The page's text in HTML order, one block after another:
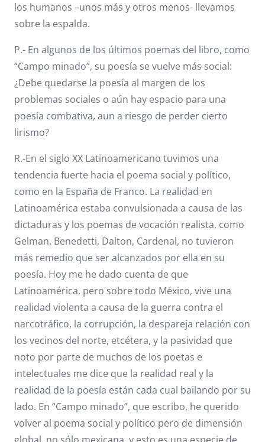
los humanos –unos más y otros menos- llevamos
sobre la espalda.
P.- En algunos de los últimos poemas del libro, como
“Campo minado”, su poesía se vuelve más social:
¿Debe quedarse la poesía al margen de los
problemas sociales o aún hay espacio para una
poesía combativa, aun a riesgo de perder cierto
lirismo?
R.-En el siglo XX Latinoamericano tuvimos una
tendencia fuerte hacia el poema social y político,
como en la España de Franco. La realidad en
Latinoamérica estaba convulsionada a causa de las
dictaduras y los poemas de vocación realista, como
Gelman, Benedetti, Dalton, Cardenal, no tuvieron
más remedio que ser alcanzados por ella en su
poesía. Hoy me he dado cuenta de que
Latinoamérica, pero sobre todo México, vive una
realidad violenta a causa de la guerra contra el
narcotráfico, la corrupción, la despareja relación con
los vecinos del norte, etcétera, y la pasividad que
noto por parte de muchos de los poetas e
intelectuales me dice que la realidad real y la
realidad de la poesía están cada cual bailando por su
lado. En “Campo minado”, que escribo, he querido
volver al poema social y político pero de dimensión